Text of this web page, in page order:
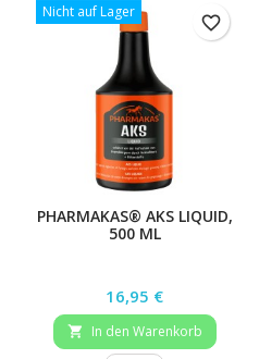
Nicht auf Lager
PHARMAKAS® AKS LIQUID,
500 ML
Preis
16,95 €
 In den Warenkorb
favorite_border